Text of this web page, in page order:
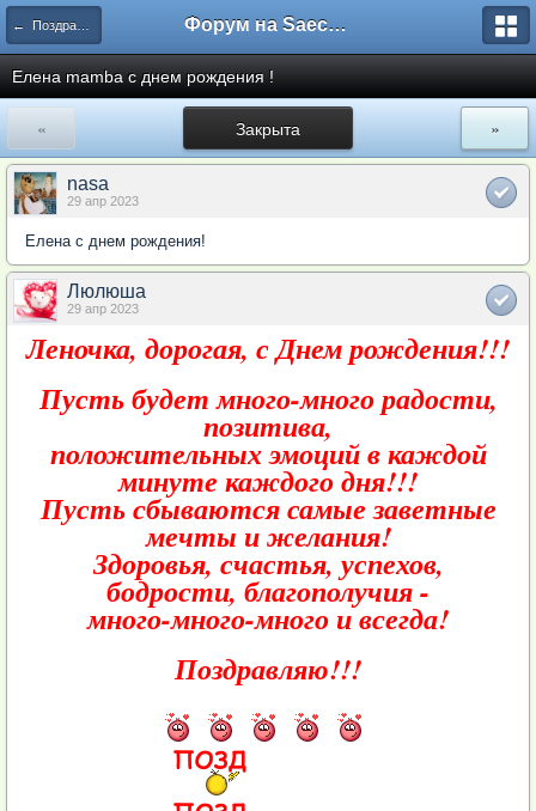
← Поздравлялки Форум на Saechka.Ru - энциклопедия домашнего уюта
Елена mamba с днем рождения !
Закрыта
« »
nasa
29 апр 2023
Елена с днем рождения!
Люлюша
29 апр 2023
Леночка, дорогая, с Днем рождения!!!
Пусть будет много-много радости,
позитива,
положительных эмоций в каждой
минуте каждого дня!!!
Пусть сбываются самые заветные
мечты и желания!
Здоровья, счастья, успехов,
бодрости, благополучия -
много-много-много и всегда!
Поздравляю!!!